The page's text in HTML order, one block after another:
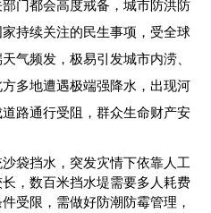
门都会高度戒备，城市防洪防
持续关注的民生事项，受全球
气频发，极易引发城市内涝、
多地遭遇极端强降水，出现河
路通行受阻，群众生命财产安
袋挡水，突发灾情下依靠人工
，数百米挡水堤需要多人耗费
受限，需做好防潮防霉管理，